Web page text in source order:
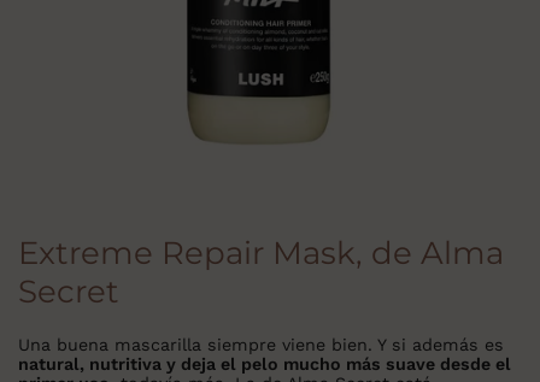
Extreme Repair Mask, de Alma
Secret
Una buena mascarilla siempre viene bien. Y si además es
natural, nutritiva y deja el pelo mucho más suave desde el